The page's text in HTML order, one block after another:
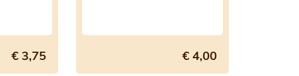
€ 3,75 € 4,00